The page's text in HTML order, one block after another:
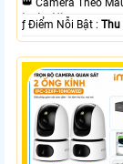
👑 Camera Theo
loại + Nhựa.
️ƒ Điểm Nỗi Bật :Thu